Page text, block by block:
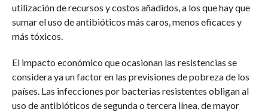
utilización de recursos y costos añadidos, a los que hay que
sumar el uso de antibióticos más caros, menos eficaces y
más tóxicos.
El impacto económico que ocasionan las resistencias se
considera ya un factor en las previsiones de pobreza de los
países. Las infecciones por bacterias resistentes obligan al
uso de antibióticos de segunda o tercera línea, de mayor